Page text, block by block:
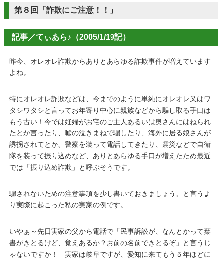
第８回「詐欺にご注意！！」
記事／てぃあら♪（2005/1/19記）
昨今、オレオレ詐欺からありとあらゆる詐欺事件が増えています
よね。
特にオレオレ詐欺などは、今までのように単純にオレオレ又はワ
タシワタシと言ってお年寄り中心に親族などから騙し取る手口は
もう古い！今では妊婦がお宅のご主人あるいは奥さんにはねられ
たとか言ったり、嘘の泣きまねで騙したり、海外に居る娘さんが
誘拐されてとか、警察を装って電話してきたり、震災などで自衛
隊を装って振り込めなど、ありとあらゆる手口が増えたため最近
では「振り込め詐欺」と呼ぶそうです。
騙されないための注意事項を少し書いておきましょう。と言うよ
り実際に起こった私の実家の例です。
いやぁ～先日実家の父から電話で「民事訴訟が、なんとかって葉
書がきとるけど、覚えあるか？お前の名前できとるぞ」と言うじ
ゃないですか！ 実家は岐阜ですが、愛知に来てもう５年ほどに